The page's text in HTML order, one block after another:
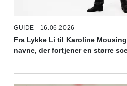
GUIDE - 16.06.2026
Fra Lykke Li til Karoline
navne, der fortjener en større